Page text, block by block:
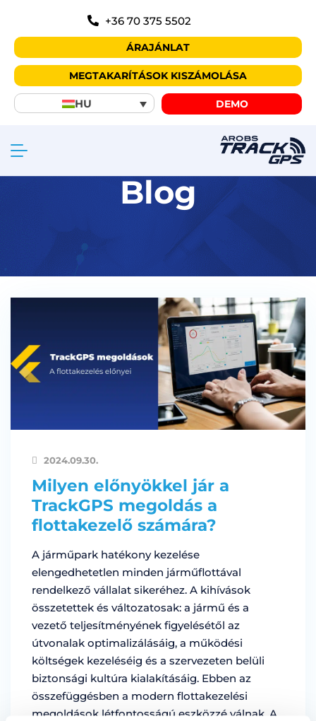
+36 70 375 5502
ÁRAJÁNLAT
MEGTAKARÍTÁSOK KISZÁMOLÁSA
HU DEMO
Blog
2024.09.30.
Milyen előnyökkel jár a
TrackGPS megoldás a
flottakezelő számára?
A járműpark hatékony kezelése
elengedhetetlen minden járműflottával
rendelkező vállalat sikeréhez. A kihívások
összetettek és változatosak: a jármű és a
vezető teljesítményének figyelésétől az
útvonalak optimalizálásáig, a működési
költségek kezeléséig és a szervezeten belüli
biztonsági kultúra kialakításáig. Ebben az
összefüggésben a modern flottakezelési
megoldások létfontosságú eszközzé válnak. A